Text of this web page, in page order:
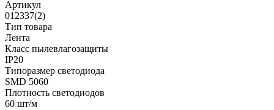
Артикул
012337(2)
Тип товара
Лента
Класс пылевлагозащиты
IP20
Типоразмер светодиода
SMD 5060
Плотность светодиодов
60 шт/м